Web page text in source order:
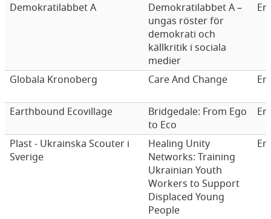
Demokratilabbet A
Demokratilabbet A –
ungas röster för
demokrati och
källkritik i sociala
medier
Globala Kronoberg Care And Change
Earthbound Ecovillage
Bridgedale: From Ego
to Eco
Plast - Ukrainska Scouter i
Sverige
Healing Unity
Networks: Training
Ukrainian Youth
Workers to Support
Displaced Young
People